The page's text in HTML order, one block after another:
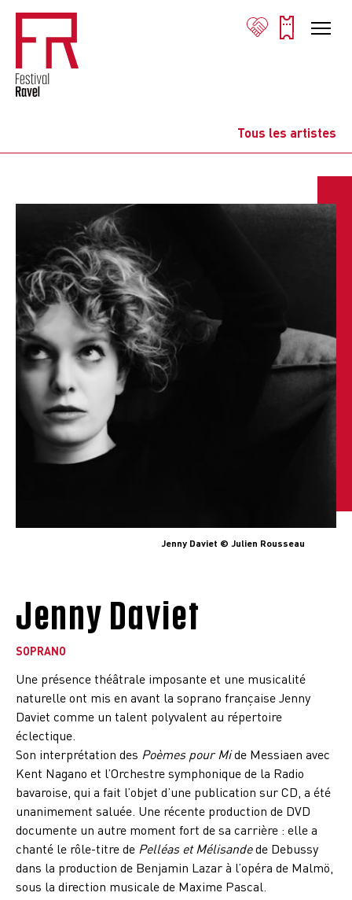
Tous les artistes
Jenny Daviet © Julien Rousseau
Jenny Daviet
SOPRANO
Une présence théâtrale imposante et une musicalité
naturelle ont mis en avant la soprano française Jenny
Daviet comme un talent polyvalent au répertoire
éclectique.
Son interprétation des Poèmes pour Mide Messiaen avec
Kent Nagano et l’Orchestre symphonique de la Radio
bavaroise, qui a fait l’objet d’une publication sur CD, a été
unanimement saluée. Une récente production de DVD
documente un autre moment fort de sa carrière : elle a
chanté le rôle-titre de Pelléas et Mélisandede Debussy
dans la production de Benjamin Lazar à l’opéra de Malmö,
sous la direction musicale de Maxime Pascal.